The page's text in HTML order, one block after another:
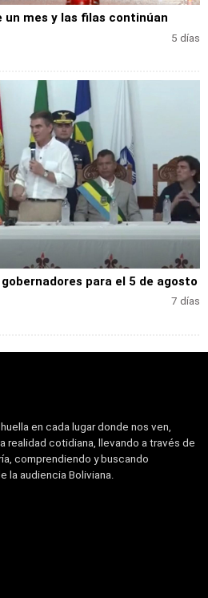
un mes y las filas continúan
5 días
para el 5 de agosto
7 días
en cada lugar donde nos ven,
realidad cotidiana, llevando a través de
comprendiendo y buscando
audiencia Boliviana.